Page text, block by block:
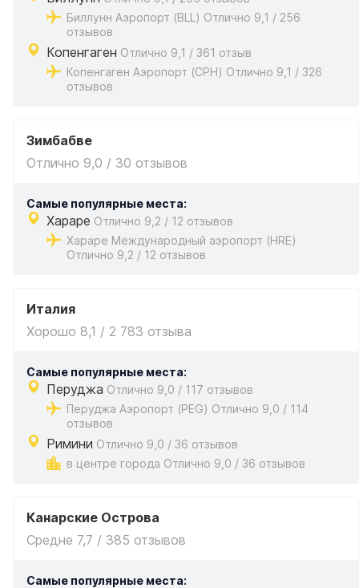
Биллунн Аэропорт (BLL) Отлично 9,1 / 256
отзывов
Копенгаген Отлично 9,1 / 361 отзыв
Копенгаген Аэропорт (CPH) Отлично 9,1 / 326
отзывов
Зимбабве
Отлично 9,0 / 30 отзывов
Самые популярные места:
Хараре Отлично 9,2 / 12 отзывов
Хараре Международный аэропорт (HRE)
Отлично 9,2 / 12 отзывов
Италия
Хорошо 8,1 / 2 783 отзыва
Самые популярные места:
Перуджа Отлично 9,0 / 117 отзывов
Перуджа Аэропорт (PEG) Отлично 9,0 / 114
отзывов
Римини Отлично 9,0 / 36 отзывов
в центре города Отлично 9,0 / 36 отзывов
Канарские Острова
Средне 7,7 / 385 отзывов
Самые популярные места: